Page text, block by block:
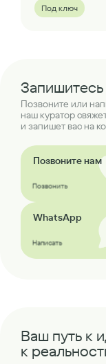
Под ключ
Позвоните или
наш куратор
и запишет вас на
Позвоните нам
Позвонить
WhatsApp
Написать
Ваш путь к
к